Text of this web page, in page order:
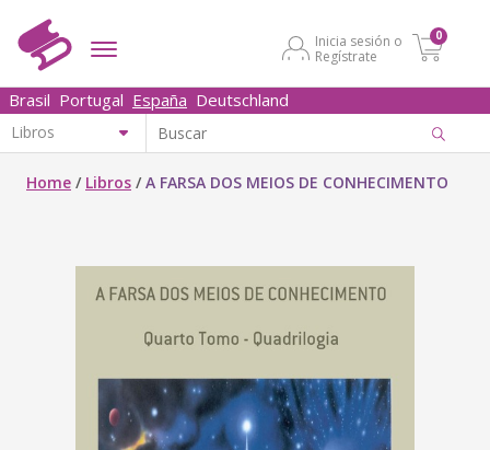
Inicia sesión o
Regístrate
0
Brasil Portugal España Deutschland
Home / Libros /A FARSA DOS MEIOS DE CONHECIMENTO